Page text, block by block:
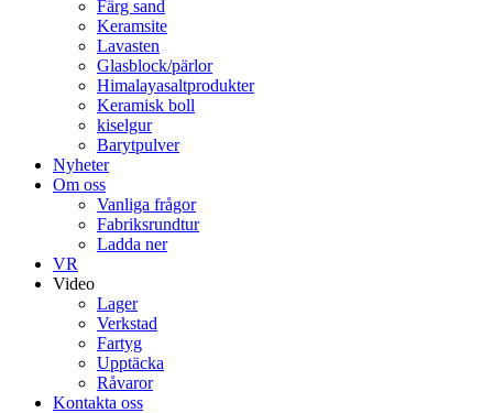
Färg sand
Keramsite
Lavasten
Glasblock/pärlor
Himalayasaltprodukter
Keramisk boll
kiselgur
Barytpulver
Nyheter
Om oss
Vanliga frågor
Fabriksrundtur
Ladda ner
VR
Video
Lager
Verkstad
Fartyg
Upptäcka
Råvaror
Kontakta oss